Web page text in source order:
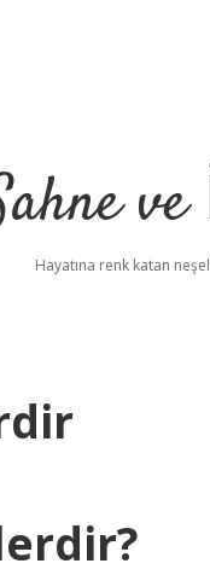
Hayatına renk katan